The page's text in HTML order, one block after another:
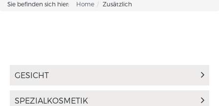
Sie befinden sich hier: Home Zusätzlich
GESICHT
SPEZIALKOSMETIK